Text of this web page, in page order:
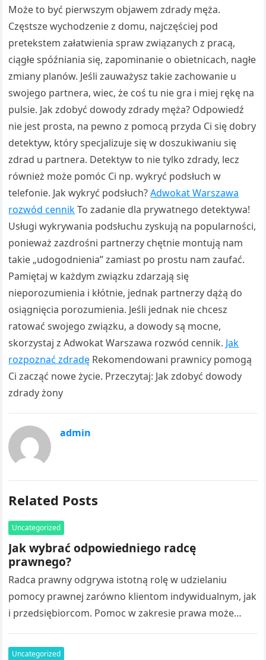
Może to być pierwszym objawem zdrady męża.
Częstsze wychodzenie z domu, najczęściej pod
pretekstem załatwienia spraw związanych z pracą,
ciągłe spóźniania się, zapominanie o obietnicach, nagłe
zmiany planów. Jeśli zauważysz takie zachowanie u
swojego partnera, wiec, że coś tu nie gra i miej rękę na
pulsie. Jak zdobyć dowody zdrady męża? Odpowiedź
nie jest prosta, na pewno z pomocą przyda Ci się dobry
detektyw, który specjalizuje się w doszukiwaniu się
zdrad u partnera. Detektyw to nie tylko zdrady, lecz
również może pomóc Ci np. wykryć podsłuch w
telefonie. Jak wykryć podsłuch?Adwokat Warszawa
rozwód cennikTo zadanie dla prywatnego detektywa!
Usługi wykrywania podsłuchu zyskują na popularności,
ponieważ zazdrośni partnerzy chętnie montują nam
takie „udogodnienia” zamiast po prostu nam zaufać.
Pamiętaj w każdym związku zdarzają się
nieporozumienia i kłótnie, jednak partnerzy dążą do
osiągnięcia porozumienia. Jeśli jednak nie chcesz
ratować swojego związku, a dowody są mocne,
skorzystaj z Adwokat Warszawa rozwód cennik. Jak
rozpoznać zdradę Rekomendowani prawnicy pomogą
Ci zacząć nowe życie. Przeczytaj: Jak zdobyć dowody
zdrady żony
admin
Related Posts
Uncategorized
Jak wybrać odpowiedniego radcę
prawnego?
Radca prawny odgrywa istotną rolę w udzielaniu
pomocy prawnej zarówno klientom indywidualnym, jak
i przedsiębiorcom. Pomoc w zakresie prawa może
przygotowywanie umów…
Uncategorized